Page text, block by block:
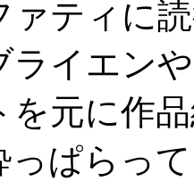
ァティに
ライエン
を元に作
っぱらっ